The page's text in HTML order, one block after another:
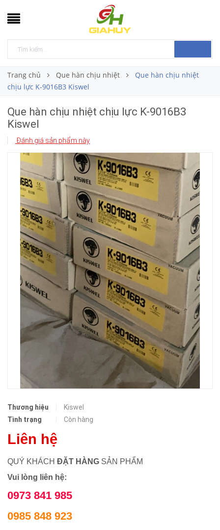
Trang chủ Que hàn chịu nhiệt
Que hàn chịu nhiệt
chịu lực K-9016B3 Kiswel
Que hàn chịu nhiệt chịu lực K-9016B3
Kiswel
Đánh giá sản phẩm này
Thương hiệu
Kiswel
Tình trạng
Còn hàng
Liên hệ
QUÝ KHÁCH ĐẶT HÀNG SẢN PHẨM
Vui lòng liên hệ:
0973 841 985
0985 848 923